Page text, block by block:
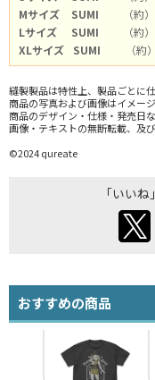
Mサイズ
SUMI
（約
Lサイズ
SUMI
（約
XLサイズ
SUMI （
縫製製品は特性上、製品ごとに
商品の写真および画像はイメー
商品のデザイン・仕様・発売日
画像・テキストの無断転載、及
©2024 qureate
「いい
おすすめの商品